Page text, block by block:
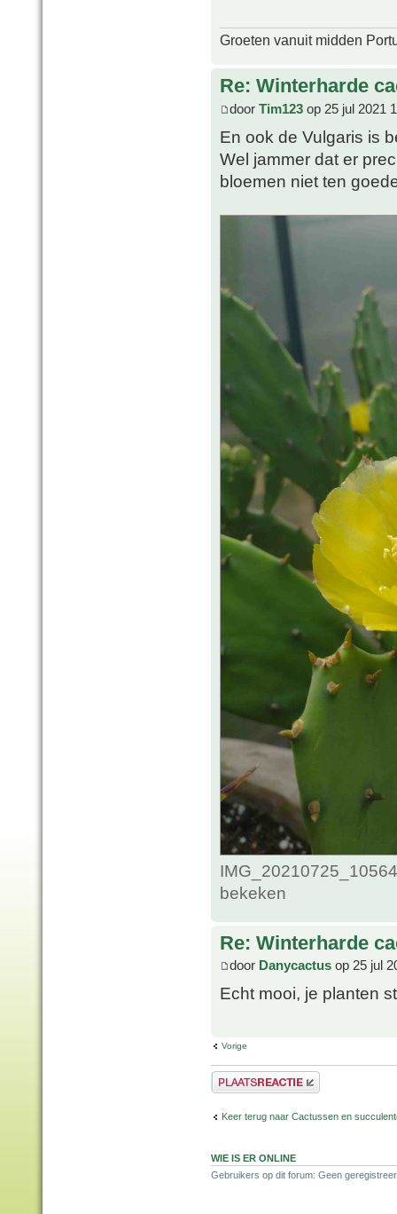
Groeten vanuit midden
Re: Winterharde
door Tim123 op 25 jul 2021
En ook de Vulgaris is
Wel jammer dat er
bloemen niet ten
bekeken
Re: Winterharde
door Danycactus op 25 jul
Echt mooi, je planten
Vorige
Plaats een reactie
Keer terug naar Cactussen en
WIE IS ER ONLINE
Gebruikers op dit forum: Geen